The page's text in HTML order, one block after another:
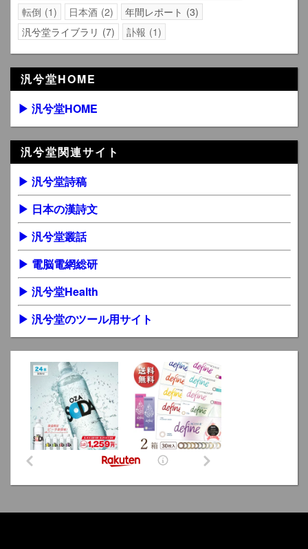
転倒 1 日本酒 2 年間レポート
3
汎兮堂ライブラリ
7 訃報 1
汎兮堂HOME
▶ 汎兮堂HOME
汎兮堂関連サイト
▶ 汎兮堂詩稿
▶ 日本の漢詩文
▶ 汎兮堂叢話
▶ 電脳電網総研
▶ 汎兮堂Health
▶ 汎兮堂のツール用サイト